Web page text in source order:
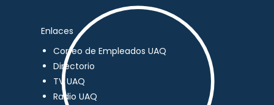
Enlaces
Correo de Empleados UAQ
Directorio
TV UAQ
Radio UAQ